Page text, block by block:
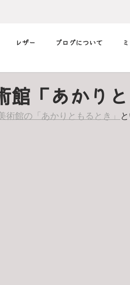
レザー ブログについて
習慣 フィルム
館「あかりと
術館の「あかりともるとき」